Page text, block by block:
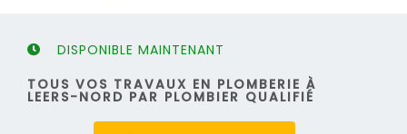
DISPONIBLE MAINTENANT
TOUS VOS TRAVAUX EN PLOMBERIE À
LEERS-NORD PAR PLOMBIER QUALIFIÉ